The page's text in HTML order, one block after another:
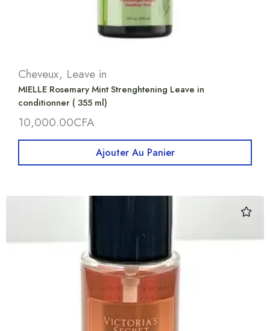
Cheveux, Leave in
MIELLE Rosemary Mint Strenghtening Leave in
conditionner ( 355 ml)
10,000.00CFA
Ajouter Au Panier